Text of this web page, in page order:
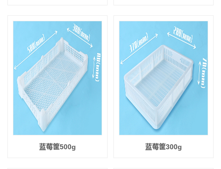
蓝莓筐500g 蓝莓筐300g